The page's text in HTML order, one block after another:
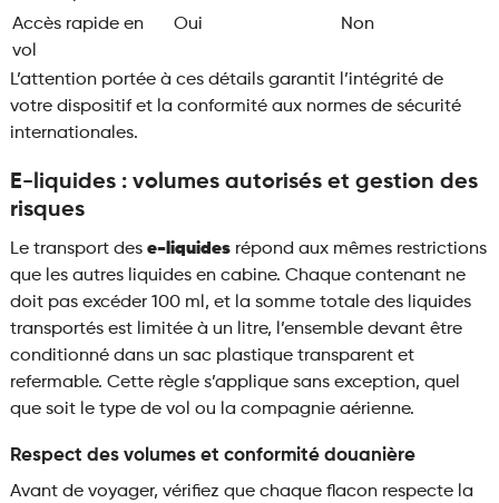
Accès rapide en
vol
Oui Non
L’attention portée à ces détails garantit l’intégrité de
votre dispositif et la conformité aux normes de sécurité
internationales.
E-liquides : volumes autorisés et gestion des
risques
Le transport des e-liquidesrépond aux mêmes restrictions
que les autres liquides en cabine. Chaque contenant ne
doit pas excéder 100 ml, et la somme totale des liquides
transportés est limitée à un litre, l’ensemble devant être
conditionné dans un sac plastique transparent et
refermable. Cette règle s’applique sans exception, quel
que soit le type de vol ou la compagnie aérienne.
Respect des volumes et conformité douanière
Avant de voyager, vérifiez que chaque flacon respecte la